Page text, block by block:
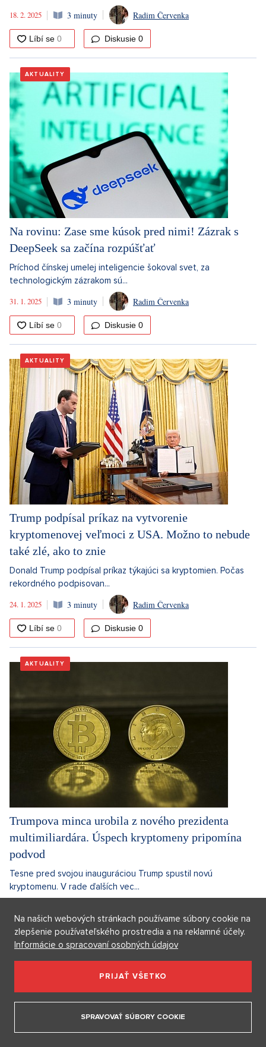
18. 2. 2025
3 minuty Radim Červenka
Diskusie 0
AKTUALITY
Na rovinu: Zase sme kúsok pred nimi! Zázrak s
DeepSeek sa začína rozpúšťať
Príchod čínskej umelej inteligencie šokoval svet, za
technologickým zázrakom sú...
31. 1. 2025
3 minuty Radim Červenka
Diskusie 0
AKTUALITY
Trump podpísal príkaz na vytvorenie
kryptomenovej veľmoci z USA. Možno to nebude
také zlé, ako to znie
Donald Trump podpísal príkaz týkajúci sa kryptomien. Počas
rekordného podpisovan...
24. 1. 2025
3 minuty Radim Červenka
Diskusie 0
AKTUALITY
Trumpova minca urobila z nového prezidenta
multimiliardára. Úspech kryptomeny pripomína
podvod
Tesne pred svojou inauguráciou Trump spustil novú
kryptomenu. V rade ďalších vec...
Diskusie0
Na našich webových stránkach používame súbory cookie na
zlepšenie používateľského prostredia a na reklamné účely.
Informácie o spracovaní osobných údajov
PRIJAŤ VŠETKO
SPRAVOVAŤ SÚBORY COOKIE